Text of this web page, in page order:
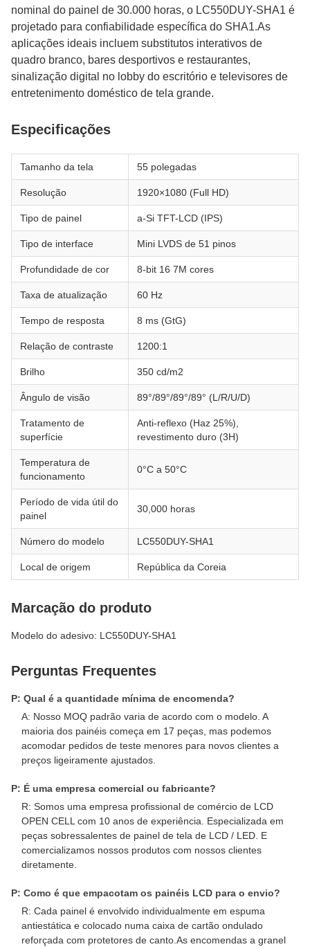
nominal do painel de 30.000 horas, o LC550DUY-SHA1 é
projetado para confiabilidade específica do SHA1.As
aplicações ideais incluem substitutos interativos de
quadro branco, bares desportivos e restaurantes,
sinalização digital no lobby do escritório e televisores de
entretenimento doméstico de tela grande.
Especificações
Tamanho da tela 55 polegadas
Resolução 1920×1080 (Full HD)
Tipo de painel a-Si TFT-LCD (IPS)
Tipo de interface Mini LVDS de 51 pinos
Profundidade de cor 8-bit 16 7M cores
Taxa de atualização 60 Hz
Tempo de resposta 8 ms (GtG)
Relação de contraste 1200:1
Brilho 350 cd/m2
Ângulo de visão 89°/89°/89°/89° (L/R/U/D)
Tratamento de
superfície
Anti-reflexo (Haz 25%),
revestimento duro (3H)
Temperatura de
funcionamento
0°C a 50°C
Período de vida útil do
painel
30,000 horas
Número do modelo LC550DUY-SHA1
Local de origem República da Coreia
Marcação do produto
Modelo do adesivo: LC550DUY-SHA1
Perguntas Frequentes
P: Qual é a quantidade mínima de encomenda?
A: Nosso MOQ padrão varia de acordo com o modelo. A
maioria dos painéis começa em 17 peças, mas podemos
acomodar pedidos de teste menores para novos clientes a
preços ligeiramente ajustados.
P: É uma empresa comercial ou fabricante?
R: Somos uma empresa profissional de comércio de LCD
OPEN CELL com 10 anos de experiência. Especializada em
peças sobressalentes de painel de tela de LCD / LED. E
comercializamos nossos produtos com nossos clientes
diretamente.
P: Como é que empacotam os painéis LCD para o envio?
R: Cada painel é envolvido individualmente em espuma
antiestática e colocado numa caixa de cartão ondulado
reforçada com protetores de canto.As encomendas a granel